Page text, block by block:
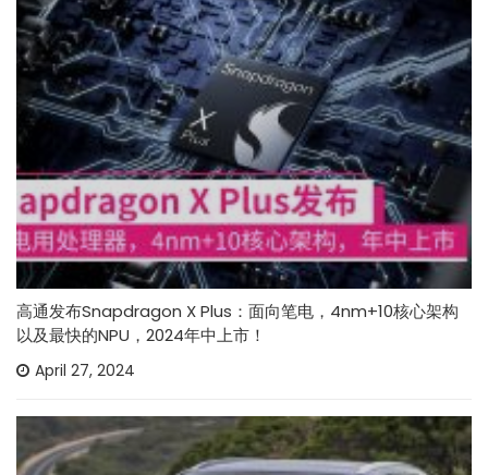
高通发布Snapdragon X Plus：面向笔电，4nm+10核心架构
以及最快的NPU，2024年中上市！
April 27, 2024